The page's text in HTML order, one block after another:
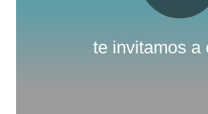
te invitamos a